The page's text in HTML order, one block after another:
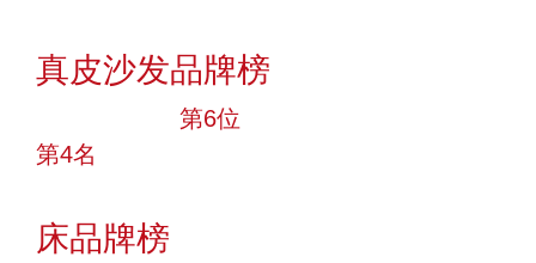
真皮沙发品牌榜
第6位
第4名
床品牌榜